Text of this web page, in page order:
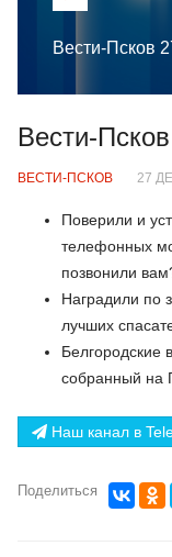
Вести-Псков
Вести-
ВЕСТИ-ПСКОВ 27
Поверили и
телефонных
позвонили
Наградили по
лучших
Белгородские
собранный на
Наш канал в
Поделиться